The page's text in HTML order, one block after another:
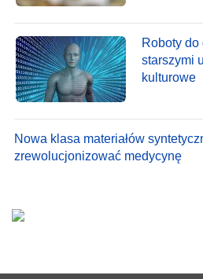
Roboty
starszymi
kulturowe
Nowa klasa materiałów
zrewolucjonizować medycynę